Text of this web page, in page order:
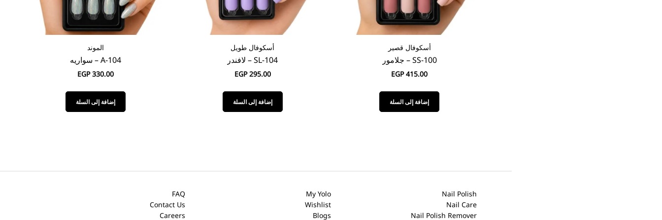
أسكوفال طويل
SL-104 – لافندر
EGP295.00
إضافة إلى السلة
الموند
A-104 – سواريه
EGP330.00
إضافة إلى السلة
الموند
A-107 – سلاي
EGP330.00
إضافة إلى السلة
My Yolo
Wishlist
Blogs
FAQ
Contact Us
Careers